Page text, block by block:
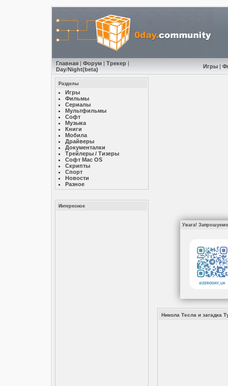
Главная| Форум| Трекер|
Day/Night(beta) Игры|
Разделы
Игры
Фильмы
Сериалы
Мультфильмы
Софт
Музыкa
Книги
Мобила
Драйверы
Документалки
Трейлеры / Тизеры
Софт Mac OS
Скрипты
Спорт
Новости
Разное
Интересное
Увага! Запрошуємо
Никола Тесла и загадка